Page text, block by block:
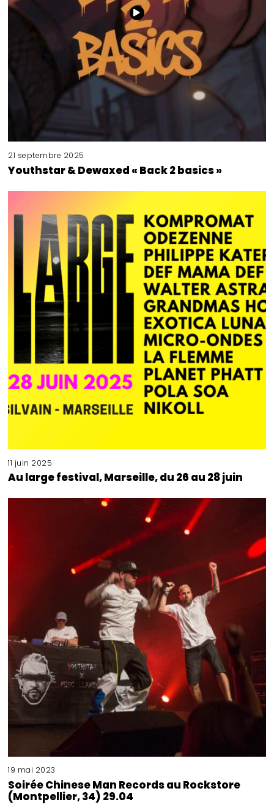
21 septembre 2025
Youthstar & Dewaxed « Back 2 basics »
11 juin 2025
Au large festival, Marseille, du 26 au 28 juin
19 mai 2023
Soirée Chinese Man Records au Rockstore
(Montpellier, 34) 29.04